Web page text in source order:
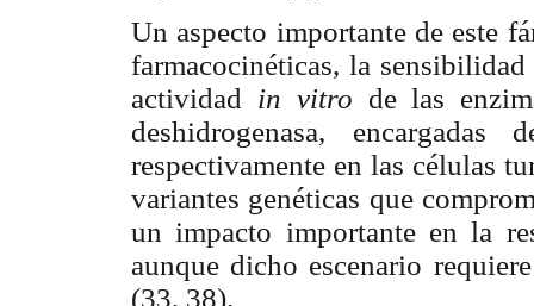
Un aspecto importante de este
farmacocinéticas, la
actividad in vitro de las
deshidrogenasa,
respectivamente en las células
variantes genéticas que
un impacto importante en la
aunque dicho escenario
(33, 38).